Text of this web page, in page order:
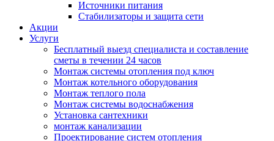
Источники питания
Стабилизаторы и защита сети
Акции
Услуги
Бесплатный выезд специалиста и составление
сметы в течении 24 часов
Монтаж системы отопления под ключ
Монтаж котельного оборудования
Монтаж теплого пола
Монтаж системы водоснабжения
Установка сантехники
монтаж канализации
Проектирование систем отопления